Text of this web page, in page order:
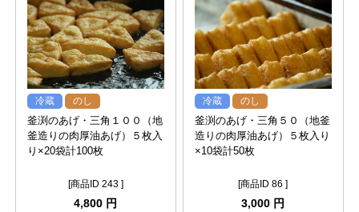
冷蔵 のし
釜渕のあげ・三角１００（地
釜造りの肉厚油あげ）５枚入
り×20袋計100枚
[商品ID 243 ]
4,800 円
冷蔵 のし
釜渕のあげ・三角５０（地釜
造りの肉厚油あげ）５枚入り
×10袋計50枚
[商品ID 86 ]
3,000 円